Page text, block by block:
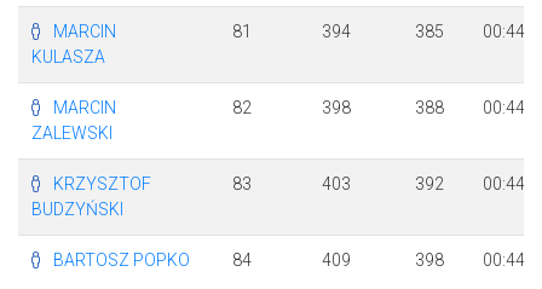
MARCIN
KULASZA
81 394 385
MARCIN
ZALEWSKI
82 398 388
KRZYSZTOF
BUDZYŃSKI
83 403 392
BARTOSZ POPKO 84 409 398